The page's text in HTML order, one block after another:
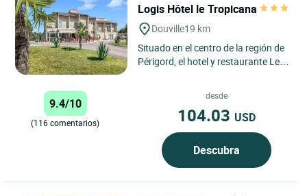
Logis Hôtel le Tropicana
Douville19 km
Situado en el centro de la región de
Périgord, el hotel y restaurante Le
9.4/10
(116 comentarios)
desde
104.03 USD
Descubra